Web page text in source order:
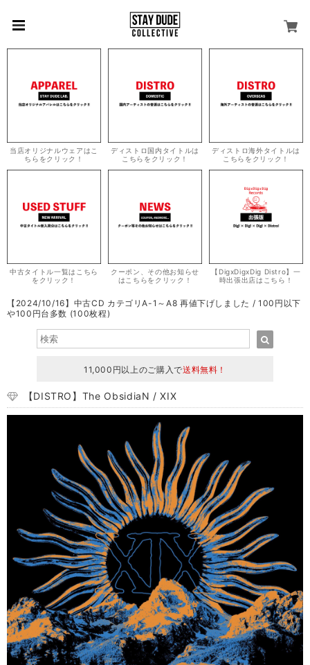
当店オリジナルウェアはこ
ちらをクリック！
ディストロ国内タイトルは
こちらをクリック！
ディストロ海外タイトルは
こちらをクリック！
中古タイトル一覧はこちら
をクリック！
クーポン、その他お知らせ
はこちらをクリック！
【DigxDigxDig Distro】一
時出張出店はこちら！
【2024/10/16】中古CD カテゴリA-1～A8 再値下げしました / 100円以下
や100円台多数 (100枚程)
11,000円以上のご購入で送料無料！
【DISTRO】The ObsidiaN / XIX